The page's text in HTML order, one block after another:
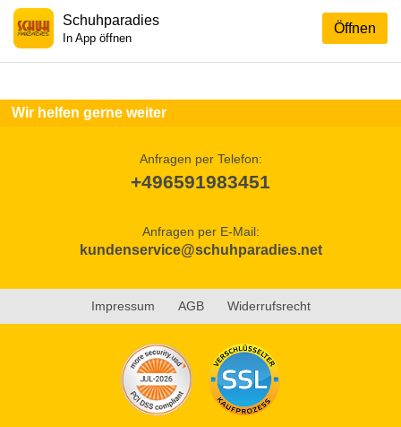
Öffnen
Schuhparadies
In App öffnen
Wir helfen gerne weiter
Anfragen per Telefon:
+496591983451
Anfragen per E-Mail:
kundenservice@schuhparadies.net
Impressum AGB Widerrufsrecht